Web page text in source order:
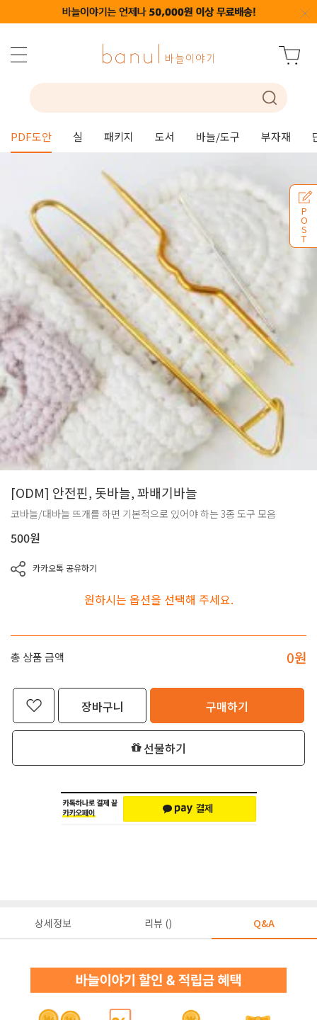
PDF도안 실 패키지 도서 바늘/도구 부자재
P
O
S
T
[ODM] 안전핀, 돗바늘, 꽈배기바늘
코바늘/대바늘 뜨개를 하면 기본적으로 있어야 하는 3종 도구 모음
500원
카카오톡 공유하기
원하시는 옵션을 선택해 주세요.
총 상품 금액 0원
장바구니 구매하기
선물하기
상세정보 리뷰 () Q&A